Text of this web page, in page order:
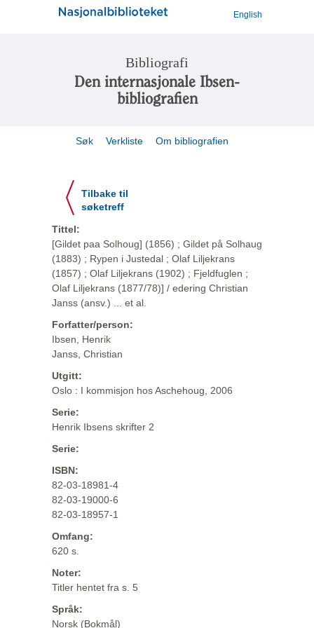
English
Bibliografi
Den internasjonale Ibsen-
bibliografien
Søk Verkliste Om bibliografien
Tilbake til
søketreff
Tittel:
[Gildet paa Solhoug] (1856) ; Gildet på Solhaug
(1883) ; Rypen i Justedal ; Olaf Liljekrans
(1857) ; Olaf Liljekrans (1902) ; Fjeldfuglen ;
Olaf Liljekrans (1877/78)] / edering Christian
Janss (ansv.) ... et al.
Forfatter/person:
Ibsen, Henrik
Janss, Christian
Utgitt:
Oslo : I kommisjon hos Aschehoug, 2006
Serie:
Henrik Ibsens skrifter 2
Serie:
ISBN:
82-03-18981-4
82-03-19000-6
82-03-18957-1
Omfang:
620 s.
Noter:
Titler hentet fra s. 5
Språk:
Norsk (Bokmål)